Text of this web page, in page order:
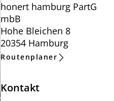
honert hamburg PartG
mbB
Hohe Bleichen 8
20354 Hamburg
Routenplaner
Kontakt